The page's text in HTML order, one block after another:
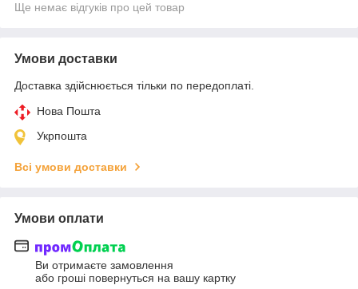
Ще немає відгуків про цей товар
Умови доставки
Доставка здійснюється тільки по передоплаті.
Нова Пошта
Укрпошта
Всі умови доставки
Умови оплати
Ви отримаєте замовлення
або гроші повернуться на вашу картку